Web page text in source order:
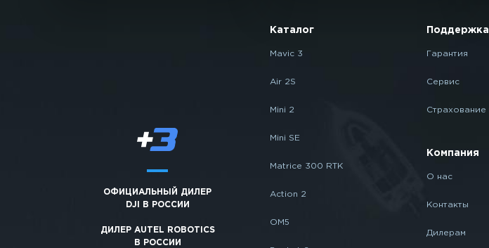
ОФИЦИАЛЬНЫЙ ДИЛЕР
DJI В РОССИИ
ДИЛЕР AUTEL ROBOTICS
В РОССИИ
Каталог
Mavic 3
Air 2S
Mini 2
Mini SE
Matrice 300 RTK
Action 2
OM5
Поддержка
Гарантия
Сервис
Страхование
Компания
О нас
Контакты
Дилерам